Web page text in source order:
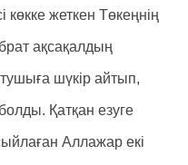
жеткен Төкеңнің
ақсақалдың
шүкір айтып,
Қатқан езуге
Аллажар екі